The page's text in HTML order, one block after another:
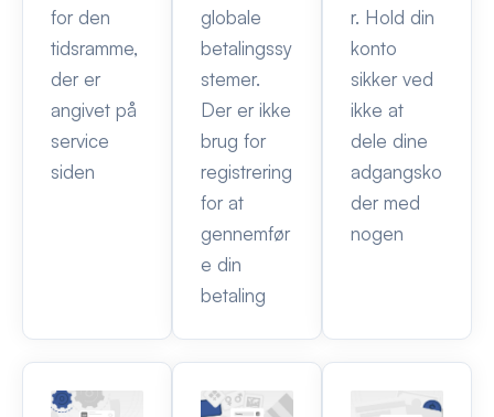
for den
tidsramme,
der er
angivet på
service
siden
globale
betalingssy
stemer.
Der er ikke
brug for
registrering
for at
gennemfør
e din
betaling
r. Hold din
konto
sikker ved
ikke at
dele dine
adgangsko
der med
nogen